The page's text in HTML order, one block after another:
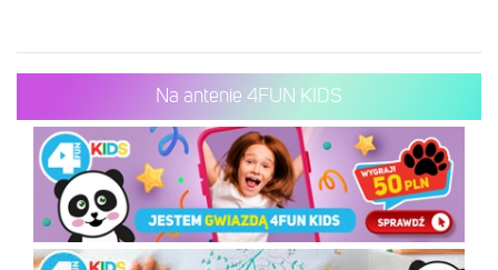
Na antenie 4FUN KIDS